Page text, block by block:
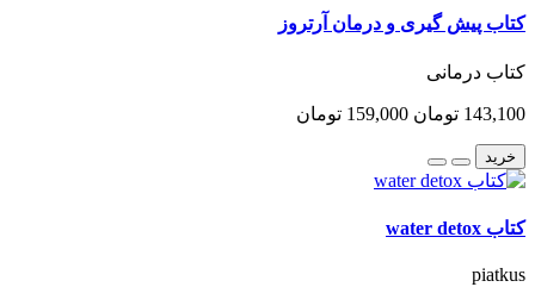
کتاب پیش گیری و درمان آرتروز
کتاب درمانی
143,100 تومان 159,000 تومان
خرید
کتاب water detox
piatkus